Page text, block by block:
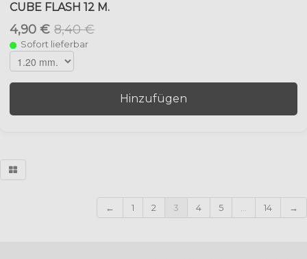
CUBE FLASH 12 M.
4,90 € 8,40 €
Sofort lieferbar
Hinzufügen
← 1 2 3 4 5 ... 14 →